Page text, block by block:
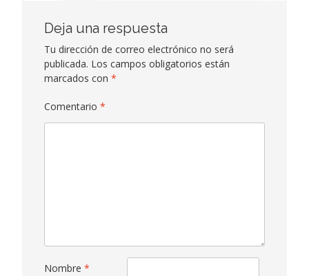
Deja una respuesta
Tu dirección de correo electrónico no será
publicada. Los campos obligatorios están
marcados con *
Comentario *
Nombre *